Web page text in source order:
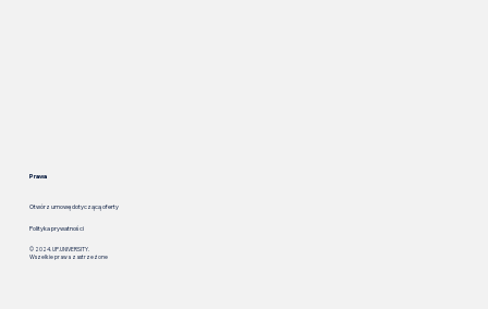
Prawa
Otwórz umowę dotyczącą oferty
Polityka prywatności
© 2024. UP.UNIVERSITY.
Wszelkie prawa zastrzeżone